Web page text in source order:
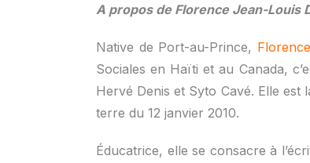
A propos de Florence Jean-Louis
Native de Port-au-Prince,
Sociales en Haïti et au Canada,
Hervé Denis et Syto Cavé. Elle est
terre du 12 janvier 2010.
Éducatrice, elle se consacre à